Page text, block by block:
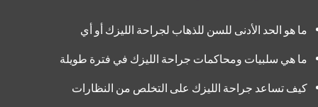
ما هو الحد الأدنى للسن للذهاب لجراحة الليزك أو أي
ما هي سلبيات ومحاكمات جراحة الليزك في فترة طويلة
كيف تساعد جراحة الليزك على التخلص من النظارات